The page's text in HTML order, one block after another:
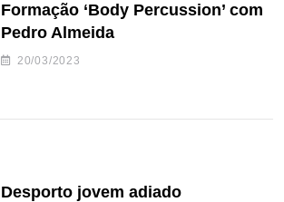
Formação ‘Body Percussion’ com
Pedro Almeida
20/03/2023
Desporto jovem adiado